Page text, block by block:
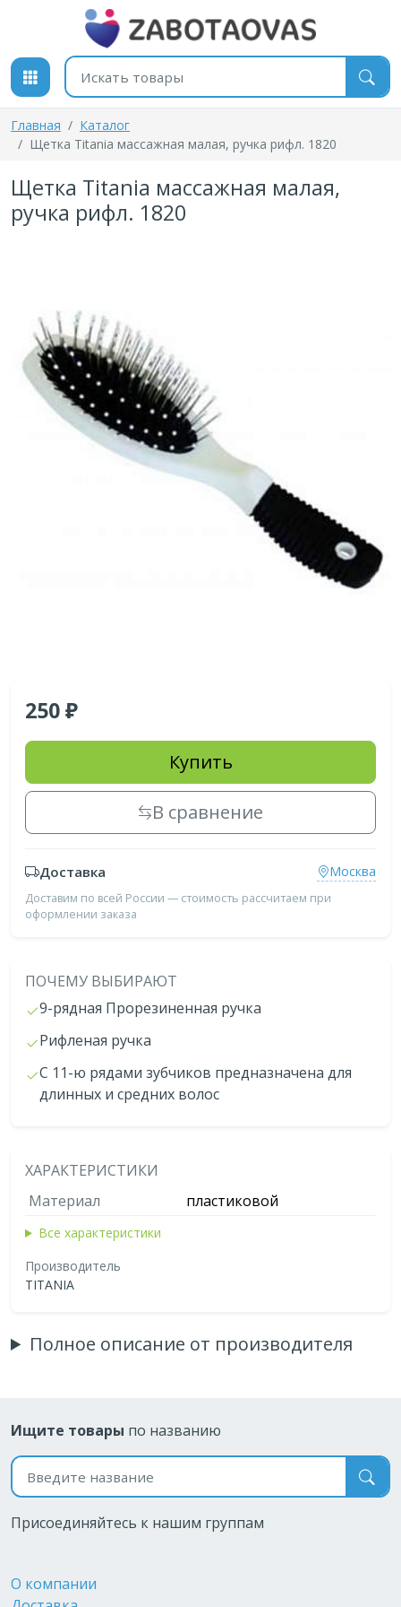
К содержимому
Поиск товаров
Главная
Каталог
Щетка Titania массажная малая, ручка рифл. 1820
Щетка Titania массажная малая,
ручка рифл. 1820
250
Купить
В сравнение
Доставка Москва
Доставим по всей России — стоимость рассчитаем при
оформлении заказа
ПОЧЕМУ ВЫБИРАЮТ
9-рядная Прорезиненная ручка
Рифленая ручка
C 11-ю рядами зубчиков предназначена для
длинных и средних волос
ХАРАКТЕРИСТИКИ
Материал
пластиковой
Все характеристики
Производитель
TITANIA
Полное описание от производителя
Ищите товары по названию
Поиск по названию
Присоединяйтесь к нашим группам
О компании